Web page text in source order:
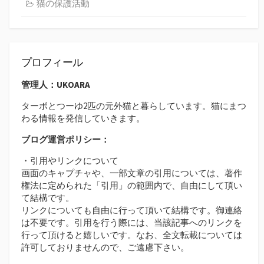
猫の保護活動
プロフィール
管理人：UKOARA
ターボとつーゆ2匹の元外猫と暮らしています。猫にまつ
わる情報を発信していきます。
ブログ運営ポリシー：
・引用やリンクについて
画面のキャプチャや、一部文章の引用については、著作
権法に定められた「引用」の範囲内で、自由にして頂い
て結構です。
リンクについても自由に行って頂いて結構です。御連絡
は不要です。引用を行う際には、当該記事へのリンクを
行って頂けると嬉しいです。なお、全文転載については
許可しておりませんので、ご遠慮下さい。